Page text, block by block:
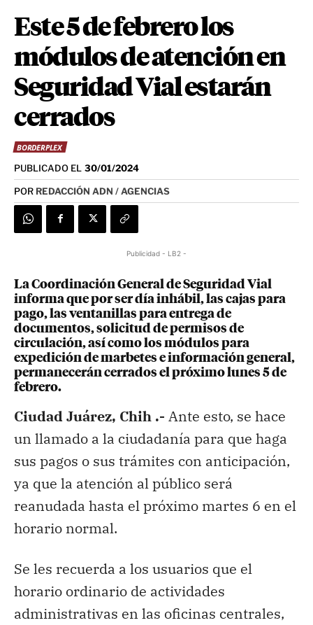
Este 5 de febrero los
módulos de atención en
Seguridad Vial estarán
cerrados
BORDERPLEX
PUBLICADO EL 30/01/2024
POR REDACCIÓN ADN / AGENCIAS
Publicidad - LB2 -
La Coordinación General de Seguridad Vial
informa que por ser día inhábil, las cajas para
pago, las ventanillas para entrega de
documentos, solicitud de permisos de
circulación, así como los módulos para
expedición de marbetes e información general,
permanecerán cerrados el próximo lunes 5 de
febrero.
Ciudad Juárez, Chih .- Ante esto, se hace
un llamado a la ciudadanía para que haga
sus pagos o sus trámites con anticipación,
ya que la atención al público será
reanudada hasta el próximo martes 6 en el
horario normal.
Se les recuerda a los usuarios que el
horario ordinario de actividades
administrativas en las oficinas centrales,